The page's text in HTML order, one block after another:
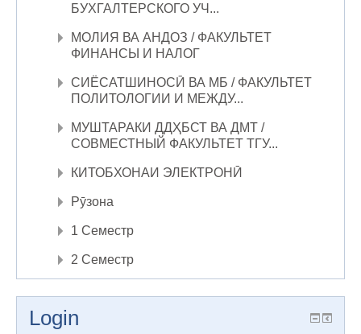
БУХГАЛТЕРСКОГО УЧ...
МОЛИЯ ВА АНДОЗ / ФАКУЛЬТЕТ
ФИНАНСЫ И НАЛОГ
СИЁСАТШИНОСӢ ВА МБ / ФАКУЛЬТЕТ
ПОЛИТОЛОГИИ И МЕЖДУ...
МУШТАРАКИ ДДҲБСТ ВА ДМТ /
СОВМЕСТНЫЙ ФАКУЛЬТЕТ ТГУ...
КИТОБХОНАИ ЭЛЕКТРОНӢ
Рӯзона
1 Семестр
2 Семестр
Login